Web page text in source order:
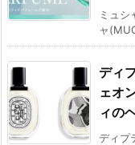
ミュシ
ャ
ディ
ェオ
ィの
ディプ